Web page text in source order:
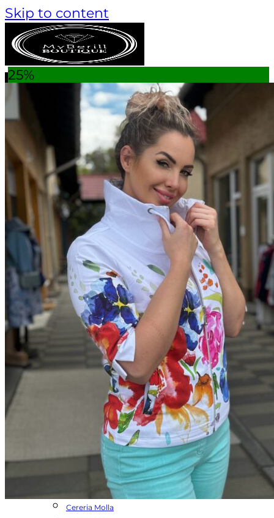
Skip to content
Keresés a következőre:
AKCIÓS TERMÉKEK
TANÁCSADÁS
MÁRKÁK
Monari
Navigazione
Dolcezza
Bloomings
Rabe
Mystic Day női ruhák
Rouge Avenue
Livello di Vita
LEYA-Kézműves Fülbevalók
Cereria Molla
Frank Lyman
Olsen ruházat
Dorina Fehérnemű
Termékeink
Rouge Avenue
Cereria Molla
25%